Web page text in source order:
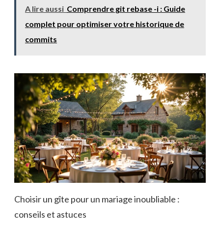
A lire aussi Comprendre git rebase -i : Guide
complet pour optimiser votre historique de
commits
Choisir un gîte pour un mariage inoubliable :
conseils et astuces